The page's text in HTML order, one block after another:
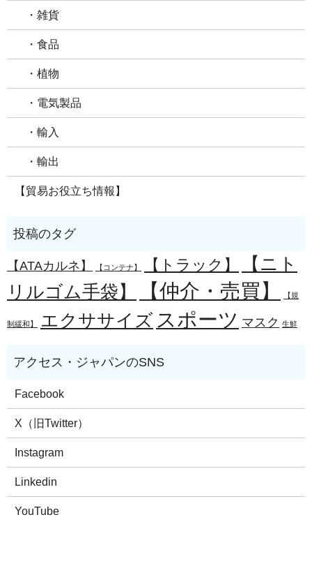
・雑貨
・食品
・植物
・電気製品
・輸入
・輸出
【貿易お役立ち情報】
【ATAカルネ】 【コンテナ】 【トラック】
【ニト
リルゴム手袋】
【仲介・売買】 【規
制緩和】 エクササイズ スポーツ マスク 生鮮
Facebook
X（旧Twitter）
Instagram
Linkedin
YouTube